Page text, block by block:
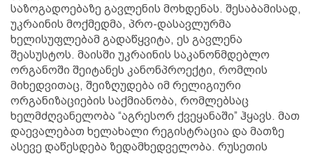
საზოგადოებაზე გავლენის მოხდენას. შესაბამისად,
უკრაინის მოქმედმა, პრო-დასავლურმა
ხელისუფლებამ გადაწყვიტა, ეს გავლენა
შეასუსტოს. მაისში უკრაინის საკანონმდებლო
ორგანოში შეიტანეს კანონპროექტი, რომლის
მიხედვითაც, შეიზღუდება იმ რელიგიური
ორგანიზაციების საქმიანობა, რომლებსაც
ხელმძღვანელობა “აგრესორ ქვეყანაში” ჰყავს. მათ
დაევალებათ ხელახალი რეგისტრაცია და მათზე
ასევე დაწესდება ზედამხედველობა. რუსეთის